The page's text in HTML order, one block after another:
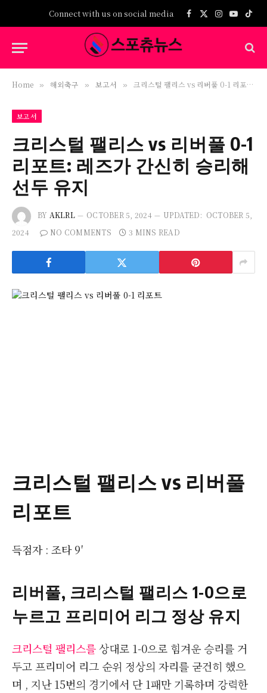
Connect with us on social media Facebook
X
Instagram
Home » 해외축구 » 보고서 » 크리스털 팰리스 vs 리버풀 0-1 리포트: 레즈가 간신히 승리해 선두 유지
보고서
크리스털 팰리스 vs 리버풀 0-1
리포트: 레즈가 간신히 승리해
선두 유지
BY AKLRL OCTOBER 5, 2024 UPDATED: OCTOBER 5,
2024
NO COMMENTS 3 MINS READ
크리스털 팰리스 vs 리버풀
리포트
득점자 : 조타 9′
리버풀, 크리스털 팰리스 1-0으로
누르고 프리미어 리그 정상 유지
크리스털 팰리스를상대로 1-0으로 힘겨운 승리를 거
두고 프리미어 리그 순위 정상의 자리를 굳건히 했으
며 , 지난 15번의 경기에서 단 1패만 기록하며 강력한